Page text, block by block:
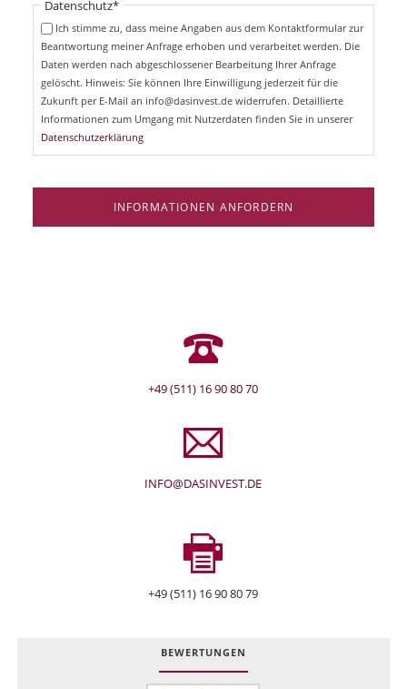
f
Pflichtfeld
Datenschutz*
Ich stimme zu, dass meine Angaben aus dem Kontaktformular zur
Beantwortung meiner Anfrage erhoben und verarbeitet werden. Die
Daten werden nach abgeschlossener Bearbeitung Ihrer Anfrage
gelöscht. Hinweis: Sie können Ihre Einwilligung jederzeit für die
Zukunft per E-Mail an info@dasinvest.de widerrufen. Detaillierte
Informationen zum Umgang mit Nutzerdaten finden Sie in unserer
Datenschutzerklärung
INFORMATIONEN ANFORDERN
+49 (511) 16 90 80 70
INFO@DASINVEST.DE
+49 (511) 16 90 80 79
BEWERTUNGEN